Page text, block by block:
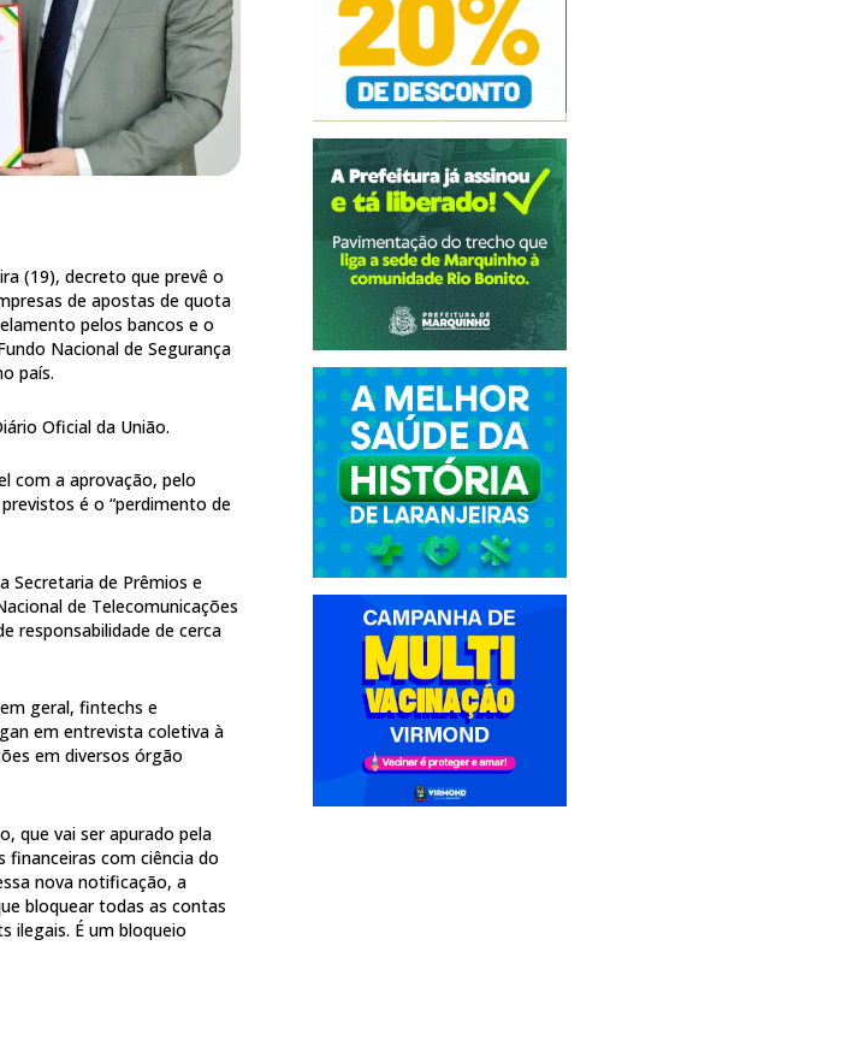
(19), decreto que prevê o
de apostas de quota
pelos bancos e o
Nacional de Segurança
país.
Oficial da União.
com a aprovação, pelo
é o “perdimento de
Secretaria de Prêmios e
de Telecomunicações
responsabilidade de cerca
geral, fintechs e
em entrevista coletiva à
em diversos órgão
que vai ser apurado pela
financeiras com ciência do
nova notificação, a
bloquear todas as contas
ilegais. É um bloqueio